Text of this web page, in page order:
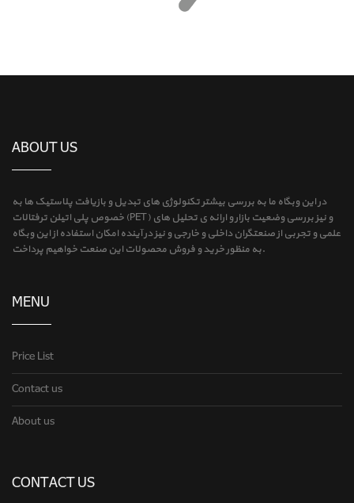
ABOUT US
در این وبگاه ما به بررسی بیشتر تکنولوژی های تبدیل و بازیافت پلاستیک ها به
خصوص پلی اتیلن ترفتالات (PET) و نیز بررسی وضعیت بازار و ارائه ی تحلیل های
علمی و تجربی از صنعتگران داخلی و خارجی و نیز در آینده امکان استفاده از این وبگاه
به منظور خرید و فروش محصولات این صنعت خواهیم پرداخت.
MENU
Price List
Contact us
About us
CONTACT US